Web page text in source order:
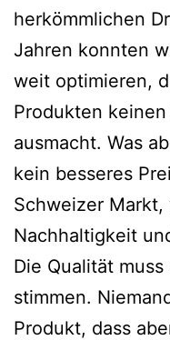
herkömmlichen
Jahren konnten
weit optimieren,
Produkten
ausmacht. Was
kein besseres
Schweizer Markt,
Nachhaltigkeit
Die Qualität
stimmen.
Produkt, dass